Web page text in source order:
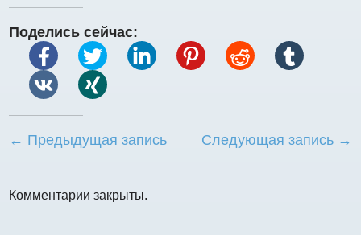
Поделись сейчас:
← Предыдущая запись Следующая запись →
Комментарии закрыты.